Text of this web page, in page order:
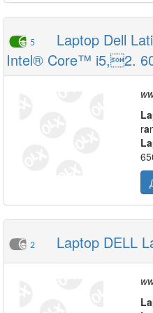
5
Laptop Dell
Intel® Core™ i5,2.
La
ra
La
2 Laptop DELL
La